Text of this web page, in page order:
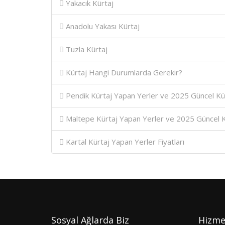
Yakacık Kürtaj
Anadolu Yakası Kürtaj
Tuzla Kürtaj
Kürtaj Hangi Durumlarda Gerekir?
Pendik Kürtaj Yapan Yerler ve 2025 Güncel
Maltepe Kürtaj Yapan Yerler ve 2025 Güncel
Kartal Kürtaj Yapan Yerler Fiyatları
Sosyal Ağlarda Biz